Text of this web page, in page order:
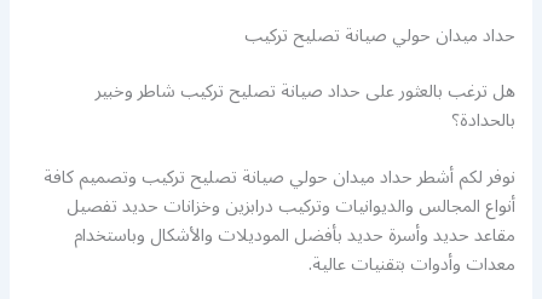
حداد ميدان حولي صيانة تصليح تركيب
هل ترغب بالعثور على حداد صيانة تصليح تركيب شاطر وخبير
بالحدادة؟
نوفر لكم أشطر حداد ميدان حولي صيانة تصليح تركيب وتصميم كافة
أنواع المجالس والديوانيات وتركيب درابزين وخزانات حديد تفصيل
مقاعد حديد وأسرة حديد بأفضل الموديلات والأشكال وباستخدام
معدات وأدوات بتقنيات عالية.